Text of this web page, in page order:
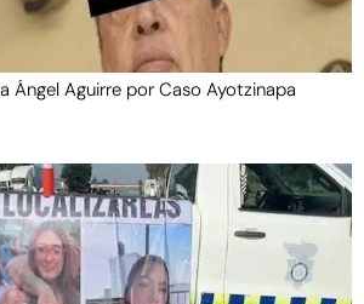
Ángel Aguirre por Caso Ayotzinapa